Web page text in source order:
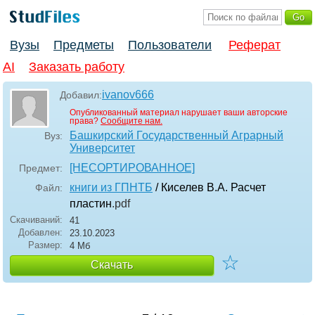
Вузы Предметы Пользователи
Реферат
AI
Заказать работу
Добавил:ivanov666
Опубликованный материал нарушает ваши авторские
права? Сообщите нам.
Вуз:
Башкирский Государственный Аграрный
Университет
Предмет: [НЕСОРТИРОВАННОЕ]
Файл: книги из ГПНТБ / Киселев В.А. Расчет
пластин.pdf
Скачиваний:
41
Добавлен:
23.10.2023
Размер:
4 Мб
Скачать ☆